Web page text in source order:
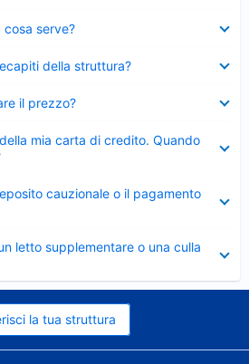
cosa serve?
della struttura?
il prezzo?
mia carta di credito. Quando
cauzionale o il pagamento
letto supplementare o una culla
la tua struttura